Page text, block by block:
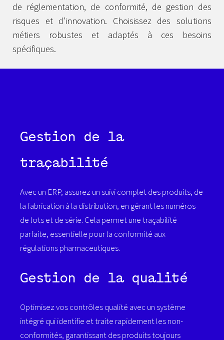
de réglementation, de conformité, de gestion des
risques et d’innovation. Choisissez des solutions
métiers robustes et adaptés à ces besoins
spécifiques.
Gestion de la
traçabilité
Avec un ERP, assurez un suivi complet des produits, de
la fabrication à la distribution, en gérant les numéros
de lots et de série. Cela permet une traçabilité
parfaite, essentielle pour la conformité aux
régulations pharmaceutiques.
Gestion de la qualité
Optimisez vos contrôles qualité avec un système
intégré qui identifie et traite rapidement les non-
conformités, garantissant des produits toujours